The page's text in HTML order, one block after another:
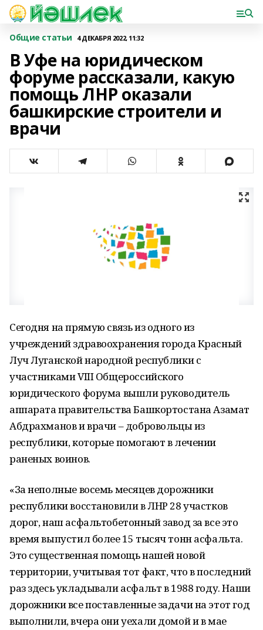
Общие статьи 4 ДЕКАБРЯ 2022, 11:32
В Уфе на юридическом
форуме рассказали, какую
помощь ЛНР оказали
башкирские строители и
врачи
Сегодня на прямую связь из одного из
учреждений здравоохранения города Красный
Луч Луганской народной республики с
участниками VIII Общероссийского
юридического форума вышли руководитель
аппарата правительства Башкортостана Азамат
Абдрахманов и врачи – добровольцы из
республики, которые помогают в лечении
раненых воинов.
«За неполные восемь месяцев дорожники
республики восстановили в ЛНР 28 участков
дорог, наш асфальтобетонный завод за все это
время выпустил более 15 тысяч тонн асфальта.
Это существенная помощь нашей новой
территории, учитывая тот факт, что в последний
раз здесь укладывали асфальт в 1988 году. Наши
дорожники все поставленные задачи на этот год
выполнили, вчера они уехали домой и в мае